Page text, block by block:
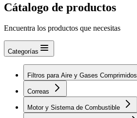
Cátalogo de productos
Encuentra los productos que necesitas
Categorías
Filtros para Aire y Gases Comprimidos
Correas
Motor y Sistema de Combustible